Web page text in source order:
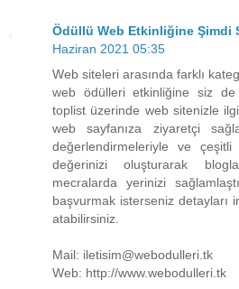
Ödüllü Web Etkinliğine Şimdi
Haziran 2021 05:35
Web siteleri arasında farklı
web ödülleri etkinliğine siz de
toplist üzerinde web sitenizle
web sayfanıza ziyaretçi
değerlendirmeleriyle ve
değerinizi oluşturarak
mecralarda yerinizi
başvurmak isterseniz detayları
atabilirsiniz.
Mail: iletisim@webodulleri.tk
Web: http://www.webodulleri.tk